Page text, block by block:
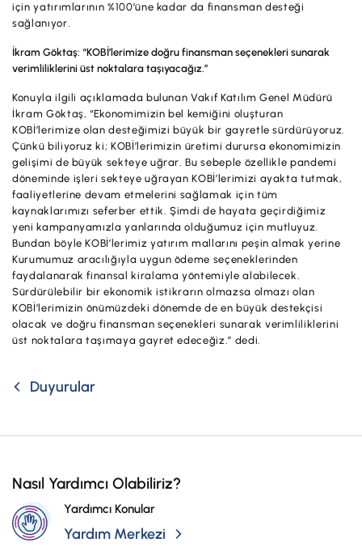
Sigorta ve Emeklilik
Sektörel Paketler
Kampanyalar
Başvuru Yap
için yatırımlarının %100’üne kadar da finansman desteği
sağlanıyor.
İkram Göktaş: “KOBİ’lerimize doğru finansman seçenekleri sunarak
verimliliklerini üst noktalara taşıyacağız.”
Konuyla ilgili açıklamada bulunan Vakıf Katılım Genel Müdürü
İkram Göktaş, “Ekonomimizin bel kemiğini oluşturan
KOBİ’lerimize olan desteğimizi büyük bir gayretle sürdürüyoruz.
Çünkü biliyoruz ki; KOBİ’lerimizin üretimi durursa ekonomimizin
gelişimi de büyük sekteye uğrar. Bu sebeple özellikle pandemi
döneminde işleri sekteye uğrayan KOBİ’lerimizi ayakta tutmak,
faaliyetlerine devam etmelerini sağlamak için tüm
kaynaklarımızı seferber ettik. Şimdi de hayata geçirdiğimiz
yeni kampanyamızla yanlarında olduğumuz için mutluyuz.
Bundan böyle KOBİ’lerimiz yatırım mallarını peşin almak yerine
Kurumumuz aracılığıyla uygun ödeme seçeneklerinden
faydalanarak finansal kiralama yöntemiyle alabilecek.
Sürdürülebilir bir ekonomik istikrarın olmazsa olmazı olan
KOBİ’lerimizin önümüzdeki dönemde de en büyük destekçisi
olacak ve doğru finansman seçenekleri sunarak verimliliklerini
üst noktalara taşımaya gayret edeceğiz.” dedi.
Duyurular
Nasıl Yardımcı Olabiliriz?
Yardımcı Konular
Yardım Merkezi